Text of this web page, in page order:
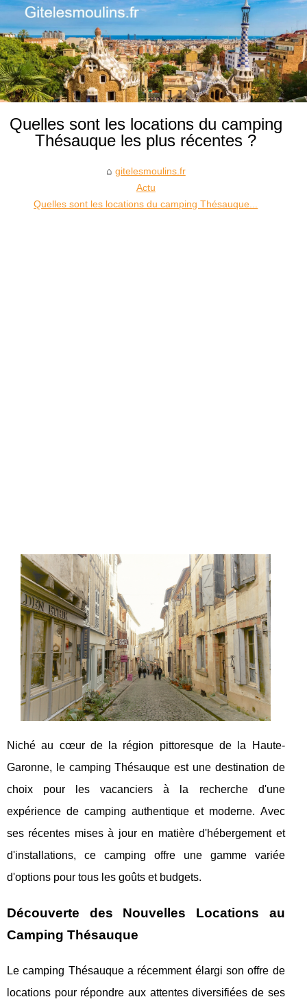
Quelles sont les locations du camping
Thésauque les plus récentes ?
gitelesmoulins.fr
Actu
Quelles sont les locations du camping Thésauque...
Niché au cœur de la région pittoresque de la Haute-
Garonne, le camping Thésauque est une destination de
choix pour les vacanciers à la recherche d'une
expérience de camping authentique et moderne. Avec
ses récentes mises à jour en matière d'hébergement et
d'installations, ce camping offre une gamme variée
d'options pour tous les goûts et budgets.
Découverte des Nouvelles Locations au
Camping Thésauque
Le camping Thésauque a récemment élargi son offre de
locations pour répondre aux attentes diversifiées de ses